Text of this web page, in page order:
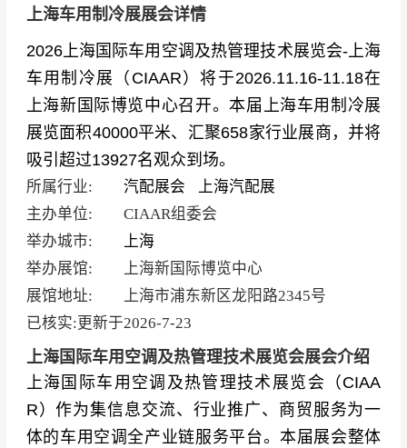
上海车用制冷展展会详情
2026上海国际车用空调及热管理技术展览会-上海
车用制冷展（CIAAR）将于2026.11.16-11.18在
上海新国际博览中心召开。本届上海车用制冷展
展览面积40000平米、汇聚658家行业展商，并将
吸引超过13927名观众到场。
所属行业: 汽配展会
上海汽配展
主办单位:
CIAAR组委会
举办城市:
上海
举办展馆:
上海新国际博览中心
展馆地址:
上海市浦东新区龙阳路2345号
已核实:更新于2026-7-23
上海国际车用空调及热管理技术展览会展会介绍
上海国际车用空调及热管理技术展览会（CIAA
R）作为集信息交流、行业推广、商贸服务为一
体的车用空调全产业链服务平台。本届展会整体